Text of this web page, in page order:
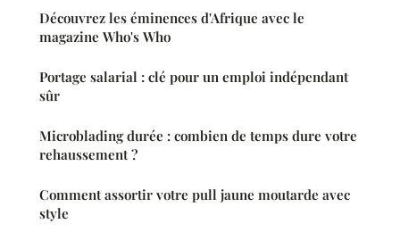
Découvrez les éminences d'Afrique avec le
magazine Who's Who
Portage salarial : clé pour un emploi indépendant
sûr
Microblading durée : combien de temps dure votre
rehaussement ?
Comment assortir votre pull jaune moutarde avec
style